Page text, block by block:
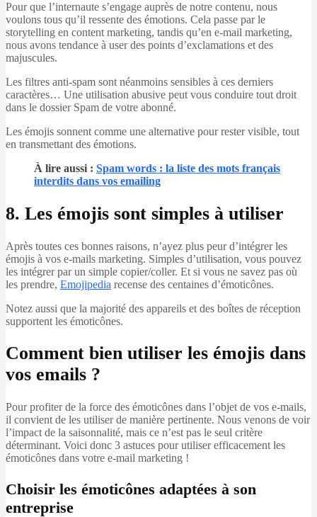
Pour que l’internaute s’engage auprès de notre contenu, nous
voulons tous qu’il ressente des émotions. Cela passe par le
storytelling en content marketing, tandis qu’en e-mail marketing,
nous avons tendance à user des points d’exclamations et des
majuscules.
Les filtres anti-spam sont néanmoins sensibles à ces derniers
caractères… Une utilisation abusive peut vous conduire tout droit
dans le dossier Spam de votre abonné.
Les émojis sonnent comme une alternative pour rester visible, tout
en transmettant des émotions.
À lire aussi : Spam words : la liste des mots français
interdits dans vos emailing
8. Les émojis sont simples à utiliser
Après toutes ces bonnes raisons, n’ayez plus peur d’intégrer les
émojis à vos e-mails marketing. Simples d’utilisation, vous pouvez
les intégrer par un simple copier/coller. Et si vous ne savez pas où
les prendre, Emojipedia recense des centaines d’émoticônes.
Notez aussi que la majorité des appareils et des boîtes de réception
supportent les émoticônes.
Comment bien utiliser les émojis dans
vos emails ?
Pour profiter de la force des émoticônes dans l’objet de vos e-mails,
il convient de les utiliser de manière pertinente. Nous venons de voir
l’impact de la saisonnalité, mais ce n’est pas le seul critère
déterminant. Voici donc 3 astuces pour utiliser efficacement les
émoticônes dans votre e-mail marketing !
Choisir les émoticônes adaptées à son
entreprise